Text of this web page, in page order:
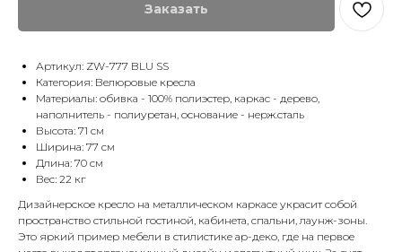
Заказать
Артикул: ZW-777 BLU SS
Категория: Велюровые кресла
Материалы: обивка - 100% полиэстер, каркас - дерево,
наполнитель - полиуретан, основание - нерж.сталь
Высота: 71 см
Ширина: 77 см
Длина: 70 см
Вес: 22 кг
Дизайнерское кресло на металлическом каркасе украсит собой
пространство стильной гостиной, кабинета, спальни, лаунж-зоны.
Это яркий пример мебели в стилистике ар-деко, где на первое